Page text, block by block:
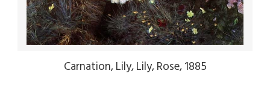
Carnation, Lily, Lily, Rose, 1885